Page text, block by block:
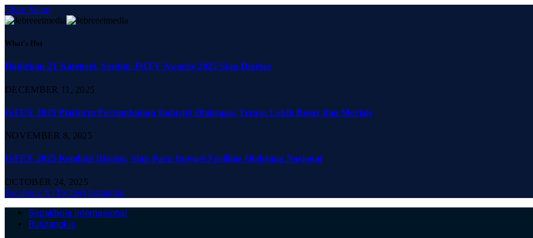
Close Menu
What's Hot
Hadirkan 21 Kategori, Santini JMTV Awards 2025 Siap Digelar
DECEMBER 11, 2025
ISFEX 2025 Platform Pertumbuhan Industri Olahraga, Terasa Lebih Besar dan Meriah
NOVEMBER 8, 2025
ISFEX 2025 Kembali Digelar, Siap Pacu Inovasi Fasilitas Olahraga Nasional
OCTOBER 24, 2025
Facebook X (Twitter) Instagram
Sepakbola Internasional
Bulutangkis